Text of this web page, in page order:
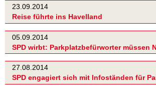
23.09.2014
Reise führte ins Havelland
05.09.2014
SPD wirbt: Parkplatzbefürworter müssen
27.08.2014
SPD engagiert sich mit Infoständen für